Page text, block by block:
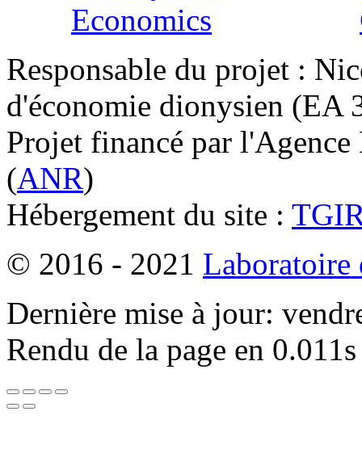
Responsable du projet :
d'économie dionysien
Projet financé par l'Agence
(ANR)
Hébergement du site :
© 2016 - 2021 Laboratoire
Dernière mise à jour:
Rendu de la page en 0.011s